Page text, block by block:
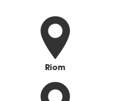
Riom